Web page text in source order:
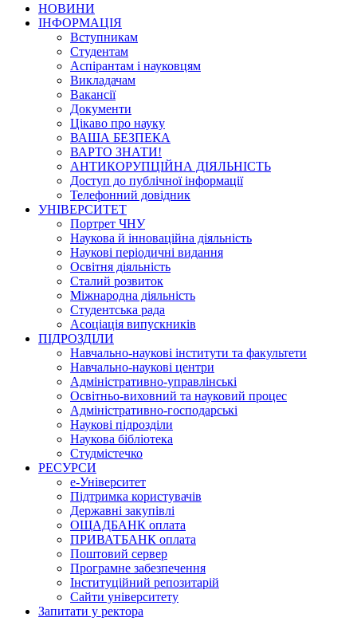
НОВИНИ
ІНФОРМАЦІЯ
Вступникам
Студентам
Аспірантам і науковцям
Викладачам
Вакансії
Документи
Цікаво про науку
ВАША БЕЗПЕКА
ВАРТО ЗНАТИ!
АНТИКОРУПЦІЙНА ДІЯЛЬНІСТЬ
Доступ до публічної інформації
Телефонний довідник
УНІВЕРСИТЕТ
Портрет ЧНУ
Наукова й інноваційна діяльність
Наукові періодичні видання
Освітня діяльність
Сталий розвиток
Міжнародна діяльність
Студентська рада
Асоціація випускників
ПІДРОЗДІЛИ
Навчально-наукові інститути та факультети
Навчально-наукові центри
Адміністративно-управлінські
Освітньо-виховний та науковий процес
Адміністративно-господарські
Наукові підрозділи
Наукова бібліотека
Студмістечко
РЕСУРСИ
е-Університет
Підтримка користувачів
Державні закупівлі
ОЩАДБАНК оплата
ПРИВАТБАНК оплата
Поштовий сервер
Програмне забезпечення
Інституційний репозитарій
Сайти університету
Запитати у ректора